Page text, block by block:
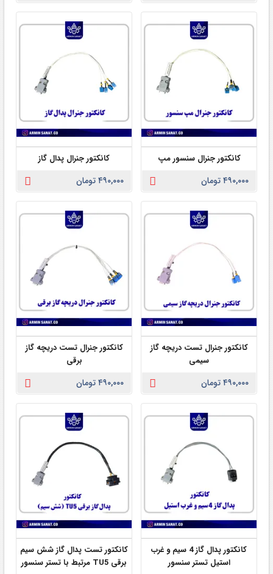
کانکتور جنرال سنسور مپ
۴۹۰,۰۰۰ تومان
کانکتور جنرال پدال گاز
۴۹۰,۰۰۰ تومان
کانکتور جنرال تست دریچه گاز
سیمی
۴۹۰,۰۰۰ تومان
کانکتور جنرال تست دریچه گاز
برقی
۴۹۰,۰۰۰ تومان
کانکتور پدال گاز 4 سیم و غرب
استیل تستر سنسور
کانکتور تست پدال گاز شش سیم
برقی TU5 مرتبط با تستر سنسور